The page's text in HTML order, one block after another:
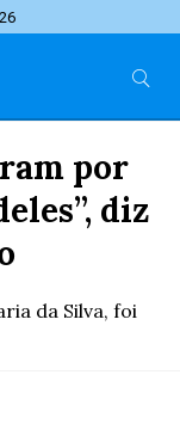
por
diz
da Silva, foi